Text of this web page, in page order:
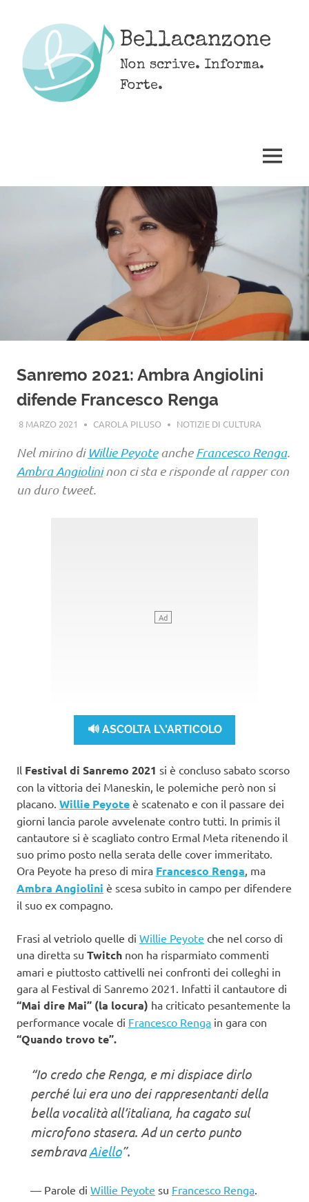
content
Bellacanzone
Non scrive. Informa.
Forte.
MENU
Sanremo 2021: Ambra Angiolini
difende Francesco Renga
8 MARZO 2021 CAROLA PILUSO NOTIZIE DI CULTURA
Nel mirino di Willie PeyoteancheFrancesco Renga.
Ambra Angiolininon ci sta e risponde al rapper con
un duro tweet.
🔊 ASCOLTA L\'ARTICOLO
Il Festival di Sanremo 2021 si è concluso sabato scorso
con la vittoria dei Maneskin, le polemiche però non si
placano. Willie Peyote è scatenato e con il passare dei
giorni lancia parole avvelenate contro tutti. In primis il
cantautore si è scagliato contro Ermal Meta ritenendo il
suo primo posto nella serata delle cover immeritato.
Ora Peyote ha preso di mira Francesco Renga , ma
Ambra Angiolini è scesa subito in campo per difendere
il suo ex compagno.
Frasi al vetriolo quelle di Willie Peyote che nel corso di
una diretta su Twitch non ha risparmiato commenti
amari e piuttosto cattivelli nei confronti dei colleghi in
gara al Festival di Sanremo 2021. Infatti il cantautore di
“Mai dire Mai” (la locura) ha criticato pesantemente la
performance vocale di Francesco Renga in gara con
“Quando trovo te”.
“Io credo che Renga, e mi dispiace dirlo
perché lui era uno dei rappresentanti della
bella vocalità all’italiana, ha cagato sul
microfono stasera. Ad un certo punto
sembravaAiello”.
Parole di Willie Peyote su Francesco Renga.